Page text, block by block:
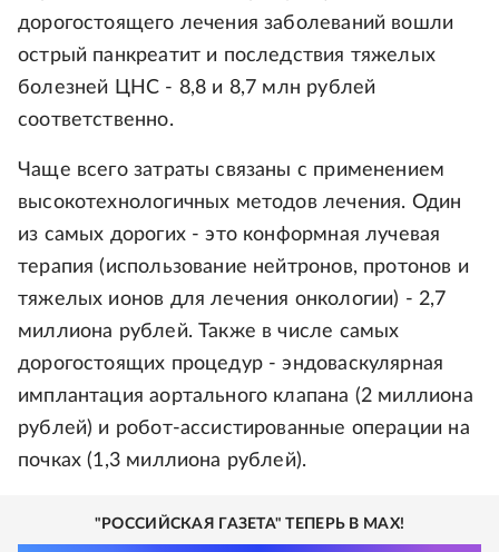
дорогостоящего лечения заболеваний вошли
острый панкреатит и последствия тяжелых
болезней ЦНС - 8,8 и 8,7 млн рублей
соответственно.
Чаще всего затраты связаны с применением
высокотехнологичных методов лечения. Один
из самых дорогих - это конформная лучевая
терапия (использование нейтронов, протонов и
тяжелых ионов для лечения онкологии) - 2,7
миллиона рублей. Также в числе самых
дорогостоящих процедур - эндоваскулярная
имплантация аортального клапана (2 миллиона
рублей) и робот-ассистированные операции на
почках (1,3 миллиона рублей).
"РОССИЙСКАЯ ГАЗЕТА" ТЕПЕРЬ В MAX!